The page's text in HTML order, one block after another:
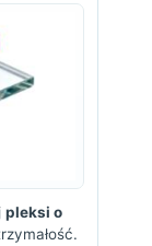
pleksi o